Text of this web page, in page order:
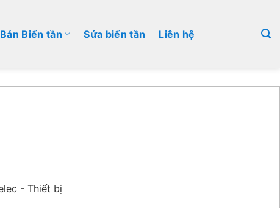
Bán Biến tần Sửa biến tần Liên hệ